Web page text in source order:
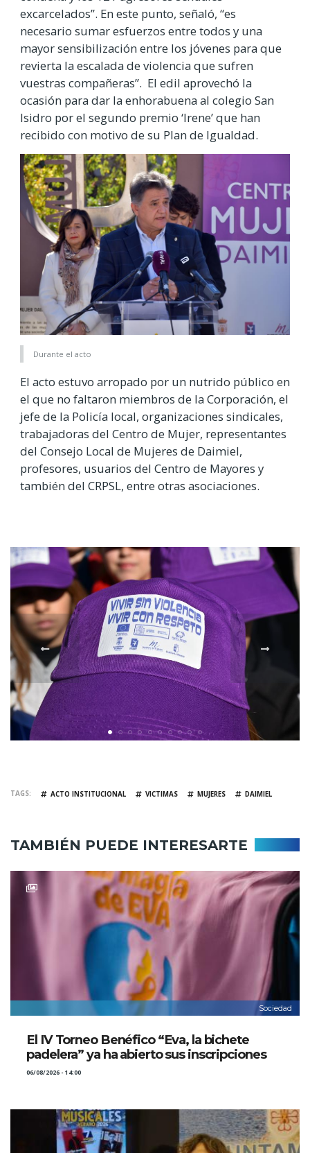
excarcelados”. En este punto, señaló, “es
necesario sumar esfuerzos entre todos y una
mayor sensibilización entre los jóvenes para que
revierta la escalada de violencia que sufren
vuestras compañeras”. El edil aprovechó la
ocasión para dar la enhorabuena al colegio San
Isidro por el segundo premio ‘Irene’ que han
recibido con motivo de su Plan de Igualdad.
Durante el acto
El acto estuvo arropado por un nutrido público en
el que no faltaron miembros de la Corporación, el
jefe de la Policía local, organizaciones sindicales,
trabajadoras del Centro de Mujer, representantes
del Consejo Local de Mujeres de Daimiel,
profesores, usuarios del Centro de Mayores y
también del CRPSL, entre otras asociaciones.
TAGS ACTO INSTITUCIONAL VICTIMAS MUJERES DAIMIEL
TAMBIÉN PUEDE INTERESARTE
Sociedad
El IV Torneo Benéfico “Eva, la bichete
padelera” ya ha abierto sus inscripciones
06/08/2026 - 14:00